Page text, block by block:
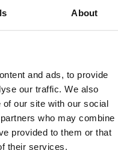
About
and ads, to provide
our traffic. We also
our site with our social
who may combine
provided to them or that
their services.